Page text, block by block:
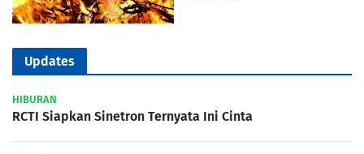
Updates
HIBURAN
RCTI Siapkan Sinetron Ternyata Ini Cinta